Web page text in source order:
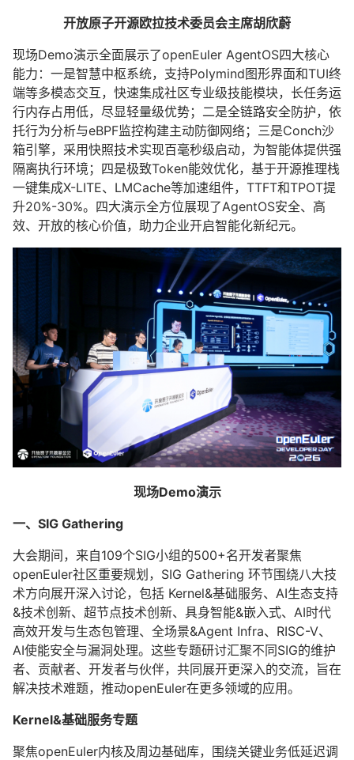
开放原子开源欧拉技术委员会主席胡欣蔚
现场Demo演示全面展示了openEuler AgentOS四大核心
能力：一是智慧中枢系统，支持Polymind图形界面和TUI终
端等多模态交互，快速集成社区专业级技能模块，长任务运
行内存占用低，尽显轻量级优势；二是全链路安全防护，依
托行为分析与eBPF监控构建主动防御网络；三是Conch沙
箱引擎，采用快照技术实现百毫秒级启动，为智能体提供强
隔离执行环境；四是极致Token能效优化，基于开源推理栈
一键集成X-LITE、LMCache等加速组件，TTFT和TPOT提
升20%-30%。四大演示全方位展现了AgentOS安全、高
效、开放的核心价值，助力企业开启智能化新纪元。
现场Demo演示
一、SIG Gathering
大会期间，来自109个SIG小组的500+名开发者聚焦
openEuler社区重要规划，SIG Gathering 环节围绕八大技
术方向展开深入讨论，包括 Kernel&基础服务、AI生态支持
&技术创新、超节点技术创新、具身智能&嵌入式、AI时代
高效开发与生态包管理、全场景&Agent Infra、RISC-V、
AI使能安全与漏洞处理。这些专题研讨汇聚不同SIG的维护
者、贡献者、开发者与伙伴，共同展开更深入的交流，旨在
解决技术难题，推动openEuler在更多领域的应用。
Kernel&基础服务专题
聚焦openEuler内核及周边基础库，围绕关键业务低延迟调